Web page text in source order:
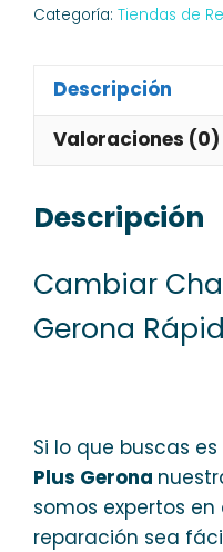
Categoría: Tiendas de
Descripción
Valoraciones (0)
Descripción
Cambiar
Gerona
Si lo que buscas es
Plus Gerona
somos expertos
reparación sea